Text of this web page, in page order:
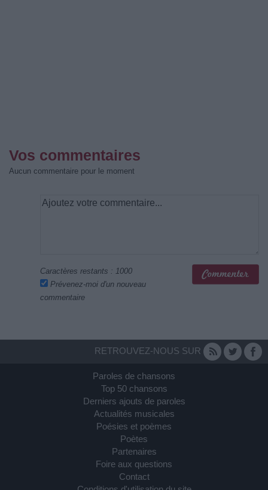
Vos commentaires
Aucun commentaire pour le moment
Caractères restants : 1000
Prévenez-moi d'un nouveau
commentaire
RETROUVEZ-NOUS SUR
Paroles de chansons
Top 50 chansons
Derniers ajouts de paroles
Actualités musicales
Poésies et poèmes
Poètes
Partenaires
Foire aux questions
Contact